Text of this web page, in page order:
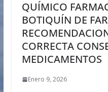
QUÍMICO
BOTIQUÍN DE
CORRECTA
MEDICAMENTOS
Enero 9, 2026